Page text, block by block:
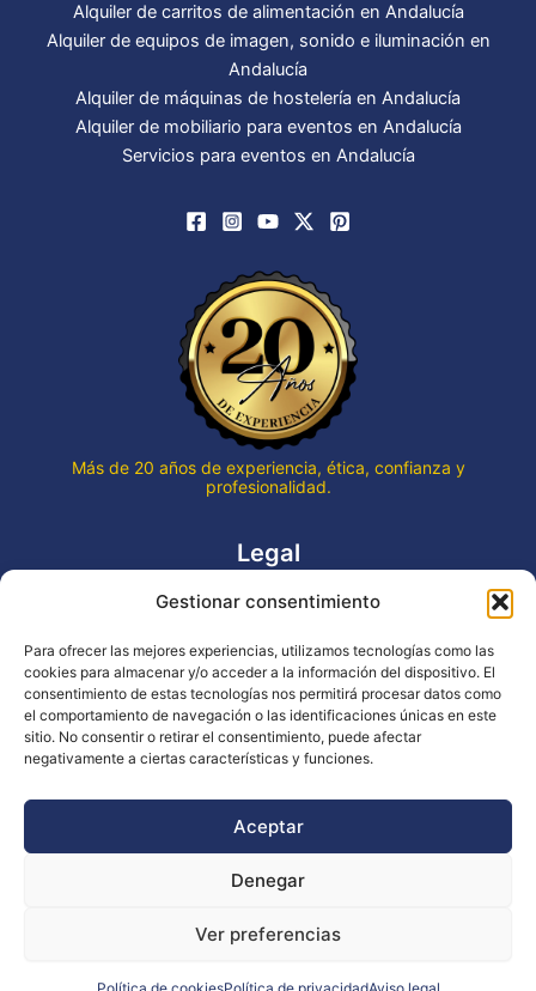
Gestionar consentimiento
Para ofrecer las mejores experiencias, utilizamos tecnologías como las
cookies para almacenar y/o acceder a la información del dispositivo. El
consentimiento de estas tecnologías nos permitirá procesar datos como
el comportamiento de navegación o las identificaciones únicas en este
sitio. No consentir o retirar el consentimiento, puede afectar
negativamente a ciertas características y funciones.
Aceptar
Denegar
Ver preferencias
Alquiler de carritos de alimentación en Andalucía
Alquiler de equipos de imagen, sonido e iluminación en
Andalucía
Alquiler de máquinas de hostelería en Andalucía
Alquiler de mobiliario para eventos en Andalucía
Servicios para eventos en Andalucía
Más de 20 años de experiencia, ética, confianza y
profesionalidad.
Legal
Aviso legal
Declaración de accesibilidad
Política de cookies (UE)